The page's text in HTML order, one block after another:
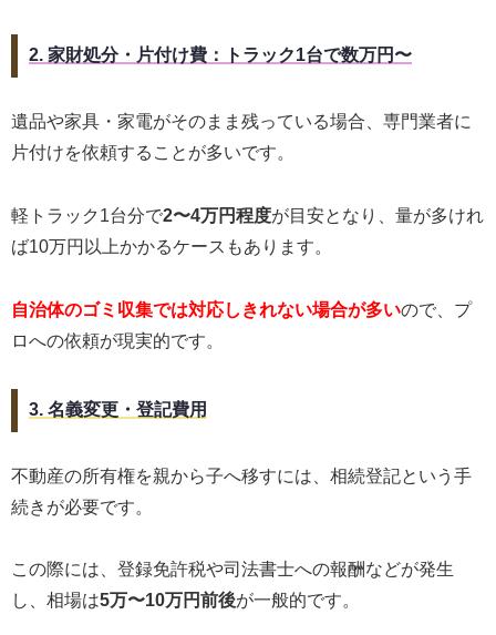
2. 家財処分・片付け費：トラック1台で数万円〜
遺品や家具・家電がそのまま残っている場合、専門業者に
片付けを依頼することが多いです。
軽トラック1台分で2〜4万円程度が目安となり、量が多けれ
ば10万円以上かかるケースもあります。
自治体のゴミ収集では対応しきれない場合が多いので、プ
ロへの依頼が現実的です。
3. 名義変更・登記費用
不動産の所有権を親から子へ移すには、相続登記という手
続きが必要です。
この際には、登録免許税や司法書士への報酬などが発生
し、相場は5万〜10万円前後が一般的です。